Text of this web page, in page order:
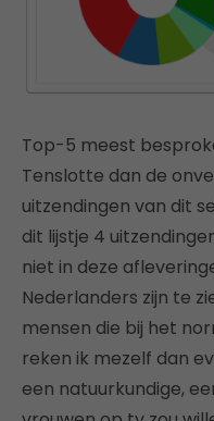
Top-5 meest
Tenslotte dan de
uitzendingen van dit
dit lijstje 4
niet in deze
Nederlanders zijn te
mensen die bij het
reken ik mezelf dan
een natuurkundige,